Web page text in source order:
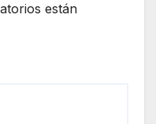
están